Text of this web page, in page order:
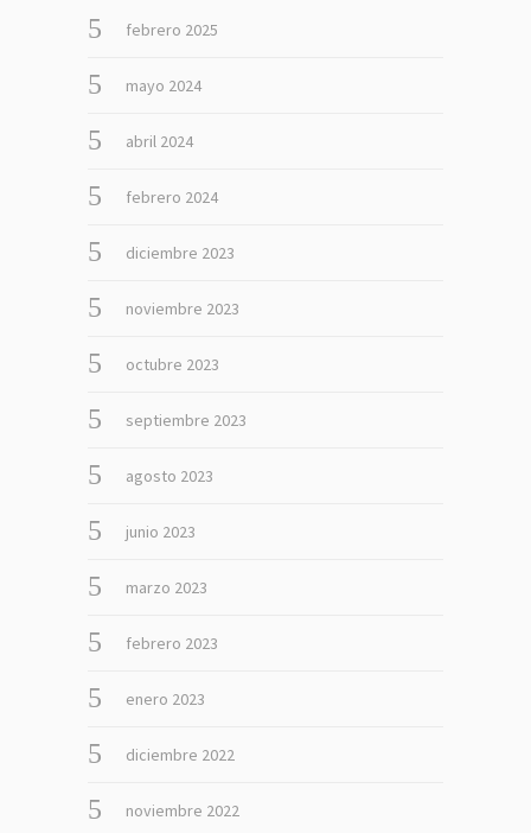
febrero 2025
mayo 2024
abril 2024
febrero 2024
diciembre 2023
noviembre 2023
octubre 2023
septiembre 2023
agosto 2023
junio 2023
marzo 2023
febrero 2023
enero 2023
diciembre 2022
noviembre 2022